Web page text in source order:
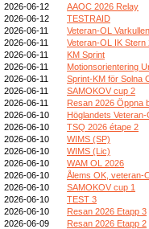
2026-06-12
AAOC 2026 Relay
2026-06-12
TESTRAID
2026-06-11
Veteran-OL Varkullen
2026-06-11
Veteran-OL IK Stern
2026-06-11
KM Sprint
2026-06-11
Motionsorientering
2026-06-11
Sprint-KM för Solna
2026-06-11
SAMOKOV cup 2
2026-06-11
Resan 2026 Öppna
2026-06-10
Höglandets
2026-06-10
TSQ 2026 étape 2
2026-06-10
WIMS (SP)
2026-06-10
WIMS (Lic)
2026-06-10
WAM OL 2026
2026-06-10
Ålems OK, veteran-
2026-06-10
SAMOKOV cup 1
2026-06-10
TEST 3
2026-06-10
Resan 2026 Etapp 3
2026-06-09
Resan 2026 Etapp 2